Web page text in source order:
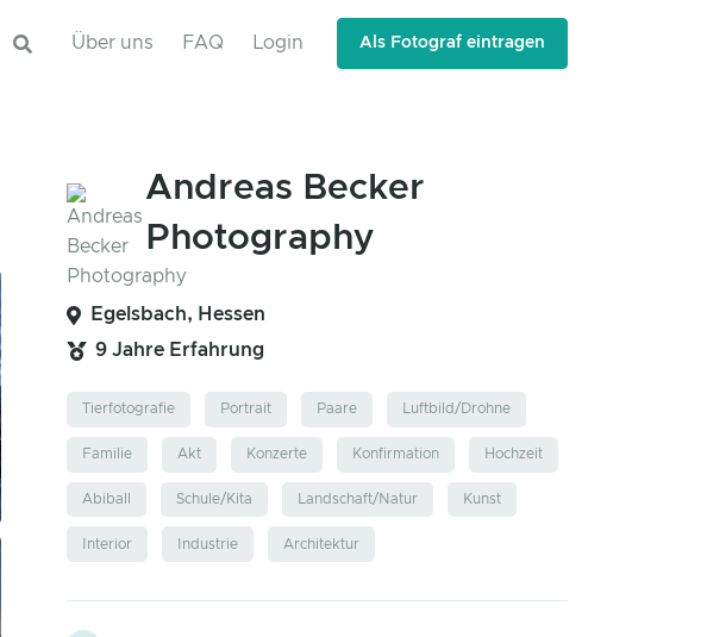
Über uns FAQ Login Als Fotograf eintragen
Andreas Becker
Photography
Egelsbach, Hessen
9 Jahre Erfahrung
Tierfotografie Portrait Paare Luftbild/Drohne
Familie Akt Konzerte Konfirmation Hochzeit
Abiball Schule/Kita Landschaft/Natur Kunst
Interior Industrie Architektur